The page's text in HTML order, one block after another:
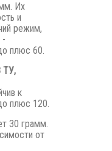
Их
и
режим,
-
плюс 60.
ТУ,
к
плюс 120.
30 грамм.
от